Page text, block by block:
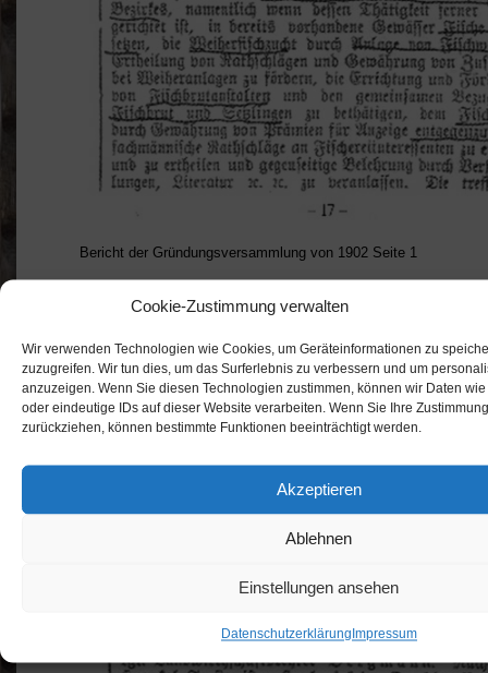
Cookie-Zustimmung verwalten
Wir verwenden Technologien wie Cookies, um Geräteinformationen zu
zuzugreifen. Wir tun dies, um das Surferlebnis zu verbessern und um
anzuzeigen. Wenn Sie diesen Technologien zustimmen, können wir Daten
oder eindeutige IDs auf dieser Website verarbeiten. Wenn Sie Ihre
zurückziehen, können bestimmte Funktionen beeinträchtigt werden.
Akzeptieren
Ablehnen
Einstellungen ansehen
Datenschutzerklärung Impressum
Bericht der Gründungsversammlung von 1902 Seite 1